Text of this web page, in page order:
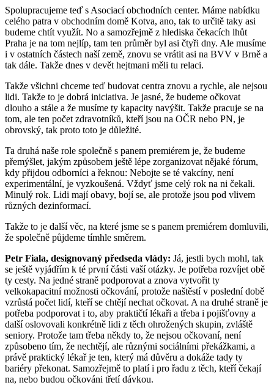
Spolupracujeme teď s Asociací obchodních center. Máme nabídku
celého patra v obchodním domě Kotva, ano, tak to určitě taky asi
budeme chtít využít. No a samozřejmě z hlediska čekacích lhůt
Praha je na tom nejlíp, tam ten průměr byl asi čtyři dny. Ale musíme
i v ostatních částech naší země, znovu se vrátit asi na BVV v Brně a
tak dále. Takže dnes v devět hejtmani měli tu relaci.
Takže všichni chceme teď budovat centra znovu a rychle, ale nejsou
lidi. Takže to je dobrá iniciativa. Je jasné, že budeme očkovat
dlouho a stále a že musíme ty kapacity navýšit. Takže pracuje se na
tom, ale ten počet zdravotníků, kteří jsou na OČR nebo PN, je
obrovský, tak proto toto je důležité.
Ta druhá naše role společně s panem premiérem je, že budeme
přemýšlet, jakým způsobem ještě lépe zorganizovat nějaké fórum,
kdy přijdou odborníci a řeknou: Nebojte se té vakcíny, není
experimentální, je vyzkoušená. Vždyť jsme celý rok na ni čekali.
Minulý rok. Lidi mají obavy, bojí se, ale protože jsou pod vlivem
různých dezinformací.
Takže to je další věc, na které jsme se s panem premiérem domluvili,
že společně půjdeme tímhle směrem.
Petr Fiala, designovaný předseda vlády: Já, jestli bych mohl, tak
se ještě vyjádřím k té první části vaší otázky. Je potřeba rozvíjet obě
ty cesty. Na jedné straně podporovat a znova vytvořit ty
velkokapacitní možnosti očkování, protože naštěstí v poslední době
vzrůstá počet lidí, kteří se chtějí nechat očkovat. A na druhé straně je
potřeba podporovat i to, aby praktičtí lékaři a třeba i pojišťovny a
další oslovovali konkrétně lidi z těch ohrožených skupin, zvláště
seniory. Protože tam třeba někdy to, že nejsou očkovaní, není
způsobeno tím, že nechtějí, ale různými sociálními překážkami, a
právě praktický lékař je ten, který má důvěru a dokáže tady ty
bariéry překonat. Samozřejmě to platí i pro řadu z těch, kteří čekají
na, nebo budou očkováni třetí dávkou.